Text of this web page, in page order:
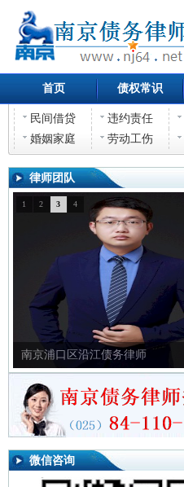
首页 债权常识
民间借贷 违约责任
婚姻家庭
劳动工伤
律师团队
南京浦口区沿江债务律师
1 2 3 4
微信咨询